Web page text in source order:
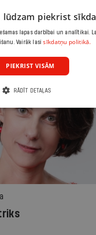
piekrist
lapas darbībai un analītikai.
Vairāk lasisīkdatņu politikā.
PIEKRIST VISĀM
RĀDĪT DETAĻAS